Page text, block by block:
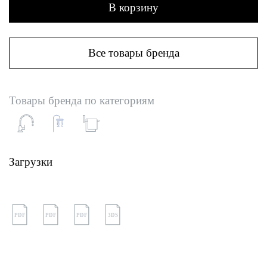
В корзину
Все товары бренда
Товары бренда по категориям
Загрузки
PDF PDF PDF 3DS